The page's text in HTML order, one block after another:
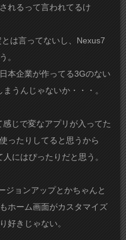
れるって言われてるけ
は言ってないし、Nexus7
。
本企業が作ってる3Gのない
うんじゃないか・・・。
じで変なアプリが入ってた
ったりしてると思うから
にはぴったりだと思う。
ジョンアップとかちゃんと
ホーム画面がカスタマイズ
好きじゃない。